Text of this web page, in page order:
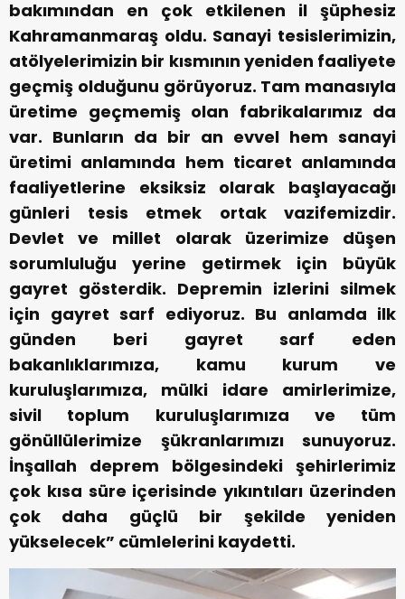
bakımından en çok etkilenen il şüphesiz
Kahramanmaraş oldu. Sanayi tesislerimizin,
atölyelerimizin bir kısmının yeniden faaliyete
geçmiş olduğunu görüyoruz. Tam manasıyla
üretime geçmemiş olan fabrikalarımız da
var. Bunların da bir an evvel hem sanayi
üretimi anlamında hem ticaret anlamında
faaliyetlerine eksiksiz olarak başlayacağı
günleri tesis etmek ortak vazifemizdir.
Devlet ve millet olarak üzerimize düşen
sorumluluğu yerine getirmek için büyük
gayret gösterdik. Depremin izlerini silmek
için gayret sarf ediyoruz. Bu anlamda ilk
günden beri gayret sarf eden
bakanlıklarımıza, kamu kurum ve
kuruluşlarımıza, mülki idare amirlerimize,
sivil toplum kuruluşlarımıza ve tüm
gönüllülerimize şükranlarımızı sunuyoruz.
İnşallah deprem bölgesindeki şehirlerimiz
çok kısa süre içerisinde yıkıntıları üzerinden
çok daha güçlü bir şekilde yeniden
yükselecek” cümlelerini kaydetti.